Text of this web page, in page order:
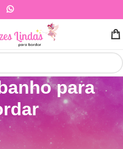
para
a tag “hora do banho para bordar”